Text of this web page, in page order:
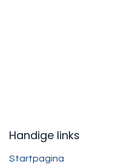
Handige links
Startpagina